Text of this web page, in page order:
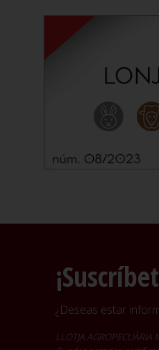
¿Deseas estar
LLOTJA